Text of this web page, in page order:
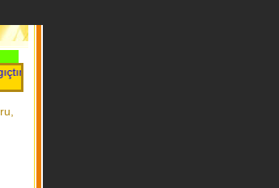
Medya.....2006 dan bu yana